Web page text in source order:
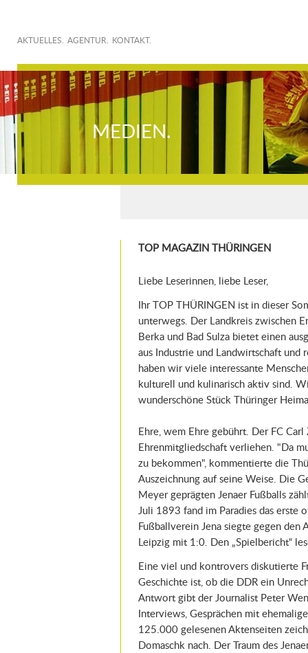
AKTUELLES. AGENTUR. KONTAKT.
MEDIEN.
TOP MAGAZIN THÜRINGEN
Liebe Leserinnen, liebe Leser,
Ihr TOP THÜRINGEN ist in dieser
unterwegs. Der Landkreis zwischen
Berka und Bad Sulza bietet einen
aus Industrie und Landwirtschaft
haben wir viele interessante
kulturell und kulinarisch aktiv sind.
wunderschöne Stück Thüringer
Ehre, wem Ehre gebührt. Der FC
Ehrenmitgliedschaft verliehen. "Da
zu bekommen", kommentierte die
Auszeichnung auf seine Weise. Die
Meyer geprägten Jenaer Fußballs
Juli 1893 fand im Paradies das erste
Fußballverein Jena siegte gegen
Leipzig mit 1:0. Den „Spielbericht“
Eine viel und kontrovers diskutierte
Geschichte ist, ob die DDR ein
Antwort gibt der Journalist Peter
Interviews, Gesprächen mit
125.000 gelesenen Aktenseiten
Domaschk nach. Der Traum des